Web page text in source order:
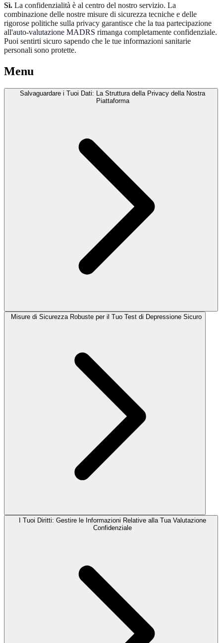
Sì. La confidenzialità è al centro del nostro servizio. La
combinazione delle nostre misure di sicurezza tecniche e delle
rigorose politiche sulla privacy garantisce che la tua partecipazione
all'auto-valutazione MADRS rimanga completamente confidenziale.
Puoi sentirti sicuro sapendo che le tue informazioni sanitarie
personali sono protette.
Menu
Salvaguardare i Tuoi Dati: La Struttura della Privacy della Nostra
Piattaforma
Misure di Sicurezza Robuste per il Tuo Test di Depressione Sicuro
I Tuoi Diritti: Gestire le Informazioni Relative alla Tua Valutazione
Confidenziale